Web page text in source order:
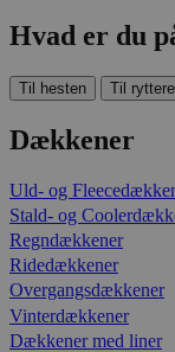
Hvad er du
Til hesten Til
Dækkener
Uld- og
Stald- og
Regndækkener
Ridedækkener
Overgangsdækkener
Vinterdækkener
Dækkener med liner